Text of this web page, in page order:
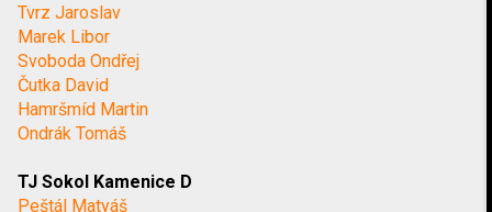
Tvrz Jaroslav
Marek Libor
Svoboda Ondřej
Čutka David
Hamršmíd Martin
Ondrák Tomáš
TJ Sokol Kamenice D
Peštál Matyáš